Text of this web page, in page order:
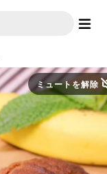
ミュートを解除